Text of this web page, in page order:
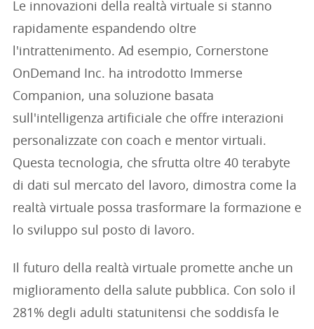
Le innovazioni della realtà virtuale si stanno
rapidamente espandendo oltre
l'intrattenimento. Ad esempio, Cornerstone
OnDemand Inc. ha introdotto Immerse
Companion, una soluzione basata
sull'intelligenza artificiale che offre interazioni
personalizzate con coach e mentor virtuali.
Questa tecnologia, che sfrutta oltre 40 terabyte
di dati sul mercato del lavoro, dimostra come la
realtà virtuale possa trasformare la formazione e
lo sviluppo sul posto di lavoro.
Il futuro della realtà virtuale promette anche un
miglioramento della salute pubblica. Con solo il
281% degli adulti statunitensi che soddisfa le